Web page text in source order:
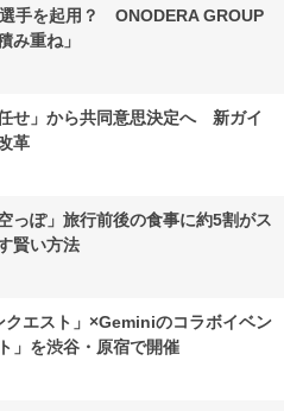
手を起用？ ONODERA GROUP
み重ね」
せ」から共同意思決定へ 新ガイ
革
っぽ」旅行前後の食事に約5割がス
賢い方法
エスト」×Geminiのコラボイベン
」を渋谷・原宿で開催